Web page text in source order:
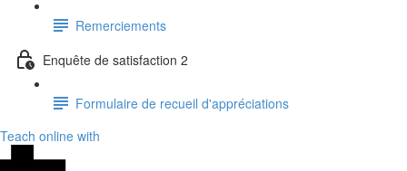
Remerciements
Enquête de satisfaction 2
Formulaire de recueil d'appréciations
Teach online with